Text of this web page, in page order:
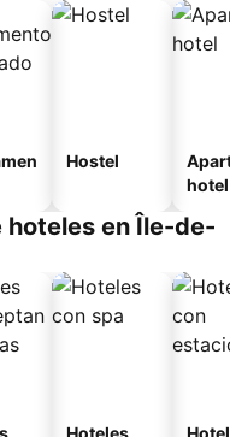
Hostel
hotel
en Île-de-
Hoteles